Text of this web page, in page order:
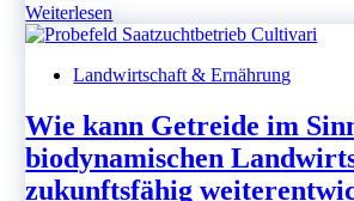
Weiterlesen
–
Weckruf
Landwirtschaft & Ernährung
Wie kann Getreide im
biodynamischen
zukunftsfähig